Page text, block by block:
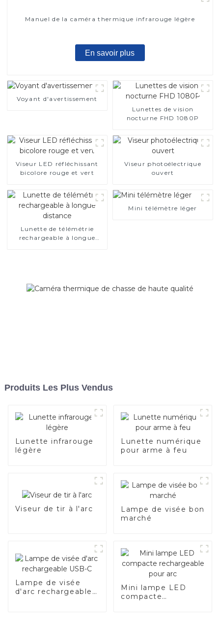
Manuel de la caméra thermique infrarouge légère
En savoir plus
Voyant d'avertissement
Lunettes de vision
nocturne FHD 1080P
Viseur LED réfléchissant
bicolore rouge et vert
Viseur photoélectrique
ouvert
Lunette de télémétrie
rechargeable à longue
Mini télémètre léger
Produits Les Plus Vendus
Lunette infrarouge
légère
Lunette numérique
pour arme à feu
Viseur de tir à l'arc
Lampe de visée bon
marché
Lampe de visée
d'arc rechargeable
Mini lampe LED
compacte